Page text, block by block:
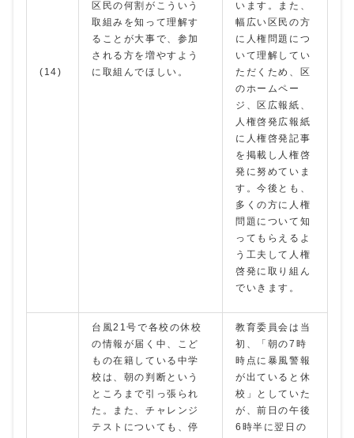
(14)
区民の何割がこういう
取組みを知って理解す
ることが大事で、参加
される方を増やすよう
に取組んでほしい。
います。また、
幅広い区民の方
に人権問題につ
いて理解してい
ただくため、区
のホームペー
ジ、区広報紙、
人権啓発広報紙
に人権啓発記事
を掲載し人権啓
発に努めていま
す。今後とも、
多くの方に人権
問題について知
ってもらえるよ
う工夫して人権
啓発に取り組ん
でいきます。
台風21号で各校の休校
の情報が届く中、こど
もの在籍している中学
校は、朝の判断という
ところまで引っ張られ
た。また、チャレンジ
テストについても、停
教育委員会は当
初、「朝の7時
時点に暴風警報
が出ていると休
校」としていた
が、前日の午後
6時半に翌日の